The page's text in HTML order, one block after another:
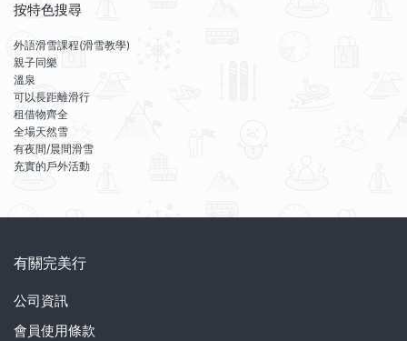
按特色搜尋
外語滑雪課程(滑雪教學)
親子同樂
溫泉
可以長距離滑行
租借物齊全
全場天然雪
有夜間/晨間滑雪
充實的戶外活動
有關完美行
公司資訊
會員使用條款